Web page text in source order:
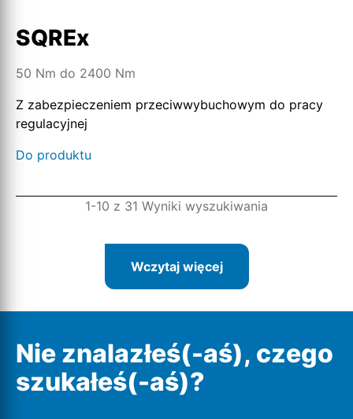
SQREx
50 Nm do 2400 Nm
Z zabezpieczeniem przeciwwybuchowym do pracy
regulacyjnej
Do produktu
1-10 z 31 Wyniki wyszukiwania
Wczytaj więcej
Nie znalazłeś(-aś), czego
szukałeś(-aś)?